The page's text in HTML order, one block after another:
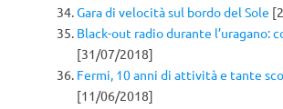
Gara di velocità sul bordo del Sole
Black-out radio durante l’uragano:
[31/07/2018]
Fermi, 10 anni di attività e tante
[11/06/2018]